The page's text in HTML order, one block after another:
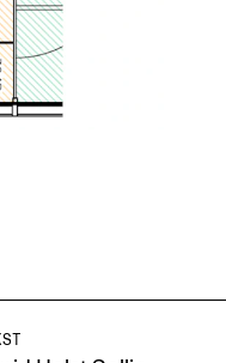
saker
av NMH
gjør hva i